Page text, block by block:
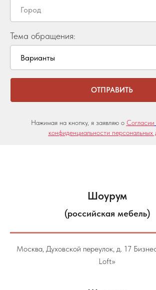
Тема обращения:
ОТПРАВИТЬ
Нажимая на кнопку, я заявляю о Согласии
конфиденциальности персональных
Шоурум
(российская мебель)
Москва, Духовской переулок, д. 17
Loft»